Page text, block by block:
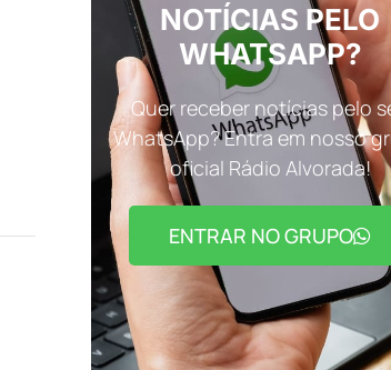
NOTÍCIAS PELO
WHATSAPP?
Quer receber notícias pelo
WhatsApp? Entra em nosso
oficial Rádio Alvorada!
ENTRAR NO GRUPO